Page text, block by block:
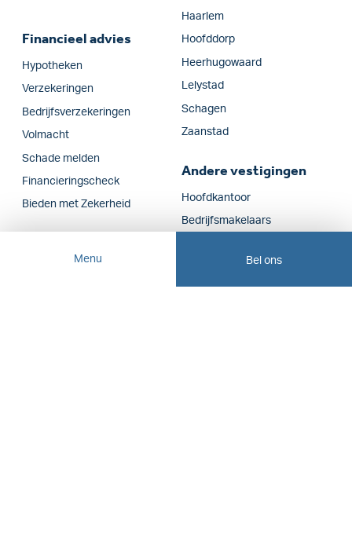
Menu Bel ons
Financieel advies
Hypotheken
Verzekeringen
Bedrijfs­verzekeringen
Volmacht
Schade melden
Financieringscheck
Bieden met Zekerheid
Haarlem
Hoofddorp
Heerhugowaard
Lelystad
Schagen
Zaanstad
Andere vestigingen
Hoofdkantoor
Bedrijfsmakelaars